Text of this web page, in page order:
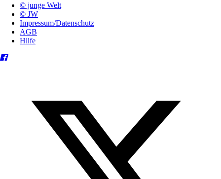
© junge Welt
© JW
Impressum/Datenschutz
AGB
Hilfe